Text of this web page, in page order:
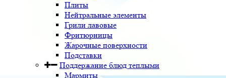
Плиты
Нейтральные элементы
Грили лавовые
Фритюрницы
Жарочные поверхности
Подставки
Поддержание блюд теплыми
Мармиты